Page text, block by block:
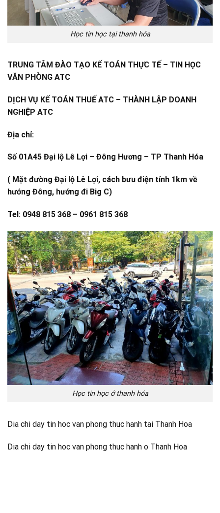
Học tin học tại thanh hóa
TRUNG TÂM ĐÀO TẠO KẾ TOÁN THỰC TẾ – TIN HỌC
VĂN PHÒNG ATC
DỊCH VỤ KẾ TOÁN THUẾ ATC – THÀNH LẬP DOANH
NGHIỆP ATC
Địa chỉ:
Số 01A45 Đại lộ Lê Lợi – Đông Hương – TP Thanh Hóa
( Mặt đường Đại lộ Lê Lợi, cách bưu điện tỉnh 1km về
hướng Đông, hướng đi Big C)
Tel: 0948 815 368 – 0961 815 368
Học tin học ở thanh hóa
Dia chi day tin hoc van phong thuc hanh tai Thanh Hoa
Dia chi day tin hoc van phong thuc hanh o Thanh Hoa